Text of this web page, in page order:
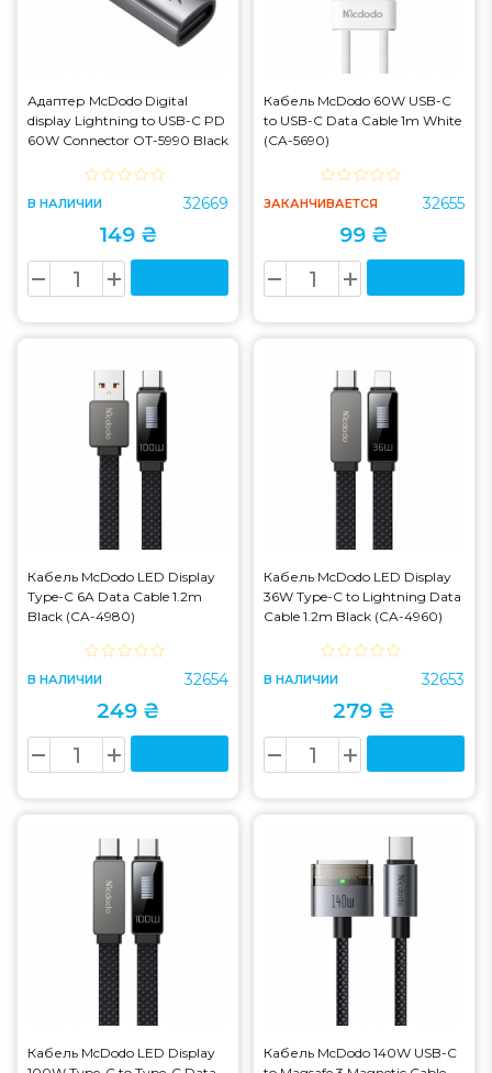
Адаптер McDodo Digital
display Lightning to USB-C PD
60W Connector OT-5990 Black
В НАЛИЧИИ 32669
149 ₴
Кабель McDodo 60W USB-C
to USB-C Data Cable 1m White
(CA-5690)
ЗАКАНЧИВАЕТСЯ 32655
99 ₴
Кабель McDodo LED Display
Type-C 6A Data Cable 1.2m
Black (CA-4980)
В НАЛИЧИИ 32654
249 ₴
Кабель McDodo LED Display
36W Type-C to Lightning Data
Cable 1.2m Black (CA-4960)
В НАЛИЧИИ 32653
279 ₴
Кабель McDodo LED Display
Кабель McDodo 140W USB-C